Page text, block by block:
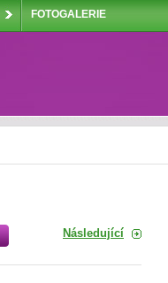
Následující
FOTOGALERIE